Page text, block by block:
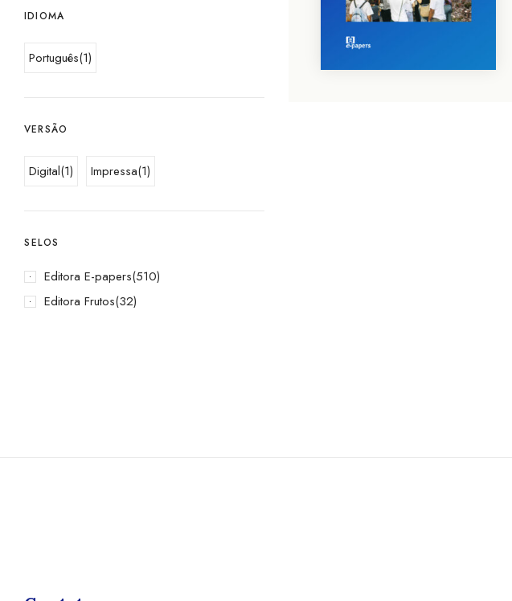
IDIOMA
Português(1)
VERSÃO
Digital(1) Impressa(1)
SELOS
Editora E-papers(510)
Editora Frutos(32)